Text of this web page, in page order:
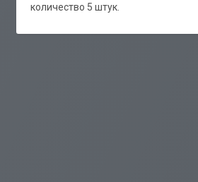
количество 5 штук.